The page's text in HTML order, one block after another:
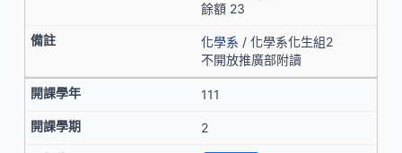
餘額 23
化學系 / 化學系化生組2
不開放推廣部附讀
111
2